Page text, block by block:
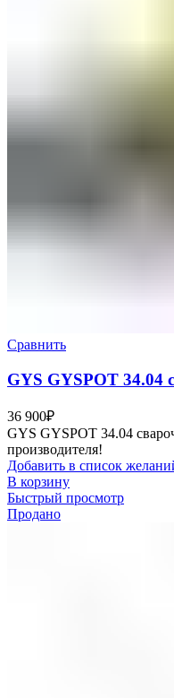
Сравнить
GYS GYSPOT 34.04
36 900₽
GYS GYSPOT 34.04
производителя!
Добавить в список
В корзину
Быстрый просмотр
Продано